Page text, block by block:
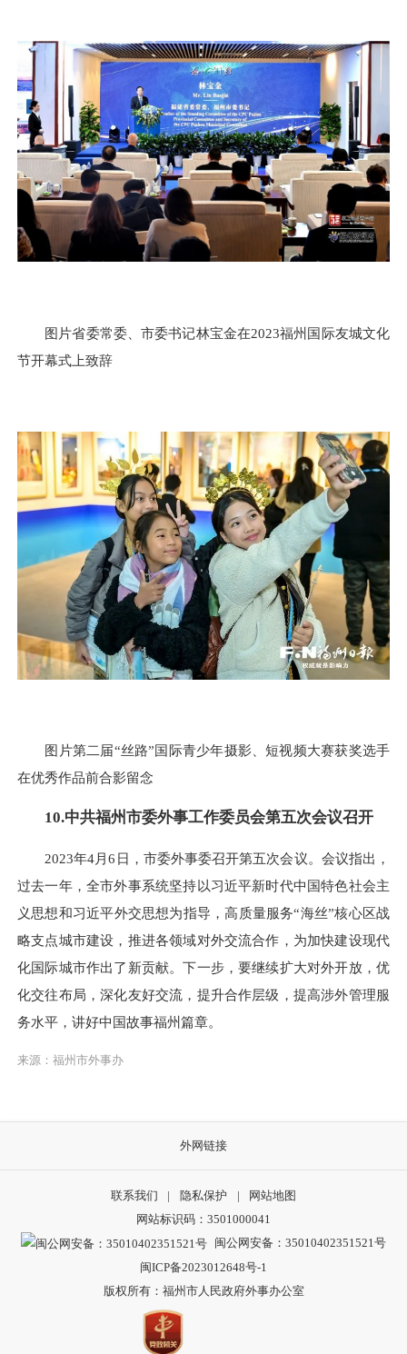
图片省委常委、市委书记林宝金在2023福州国际友城文化
节开幕式上致辞
图片第二届“丝路”国际青少年摄影、短视频大赛获奖选手
在优秀作品前合影留念
10.中共福州市委外事工作委员会第五次会议召开
2023年4月6日，市委外事委召开第五次会议。会议指出，
过去一年，全市外事系统坚持以习近平新时代中国特色社会主
义思想和习近平外交思想为指导，高质量服务“海丝”核心区战
略支点城市建设，推进各领域对外交流合作，为加快建设现代
化国际城市作出了新贡献。下一步，要继续扩大对外开放，优
化交往布局，深化友好交流，提升合作层级，提高涉外管理服
务水平，讲好中国故事福州篇章。
来源：福州市外事办
外网链接
联系我们 | 隐私保护 |
网站地图
网站标识码：3501000041
闽公网安备：35010402351521号
闽ICP备2023012648号-1
版权所有：福州市人民政府外事办公室